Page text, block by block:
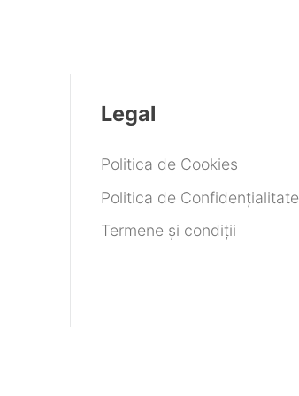
Legal
Politica de Cookies
Politica de Confidențialitate
Termene și condiții